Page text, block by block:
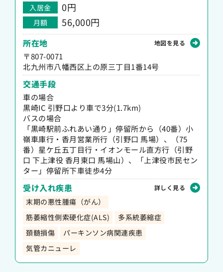
入居金 0円
月額 56,000円
所在地 地図を見る
〒807-0071
北九州市八幡西区上の原三丁目1番14号
交通手段
車の場合
黒崎IC 引野口より車で3分(1.7km)
バスの場合
「黒崎駅前ふれあい通り」停留所から（40番）小
嶺車庫行・香月営業所行（引野口 馬場）、（75
番）星ケ丘五丁目行・イオンモール直方行（引野
口 下上津役 香月東口 馬場山）、「上津役市民セン
ター」停留所下車徒歩4分
受け入れ疾患 詳しく見る
末期の悪性腫瘍（がん）
筋萎縮性側索硬化症(ALS)
多系統萎縮症
頚髄損傷
パーキンソン病関連疾患
気管カニューレ